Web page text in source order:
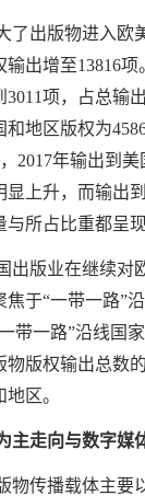
了出版物进入欧
输出增至13816
项，占总输
地区版权为
2017年输出到
显上升，而输出
所占比重都呈现
出版业在继续对
于“一带一路”沿
带一路”沿线国
版权输出总数
区。
主走向与数字媒
物传播载体主要